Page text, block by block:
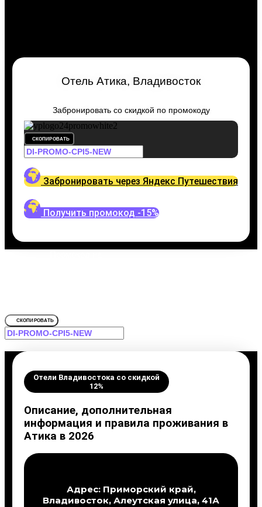
Отель Атика, Владивосток
Забронировать со скидкой по промокоду
СКОПИРОВАТЬ
Забронировать через Яндекс Путешествия
Получить промокод -15%
СКОПИРОВАТЬ
Отели Владивостока со скидкой
12%
Описание, дополнительная
информация и правила проживания в
Атика в 2026
Адрес: Приморский край,
Владивосток, Алеутская улица, 41А